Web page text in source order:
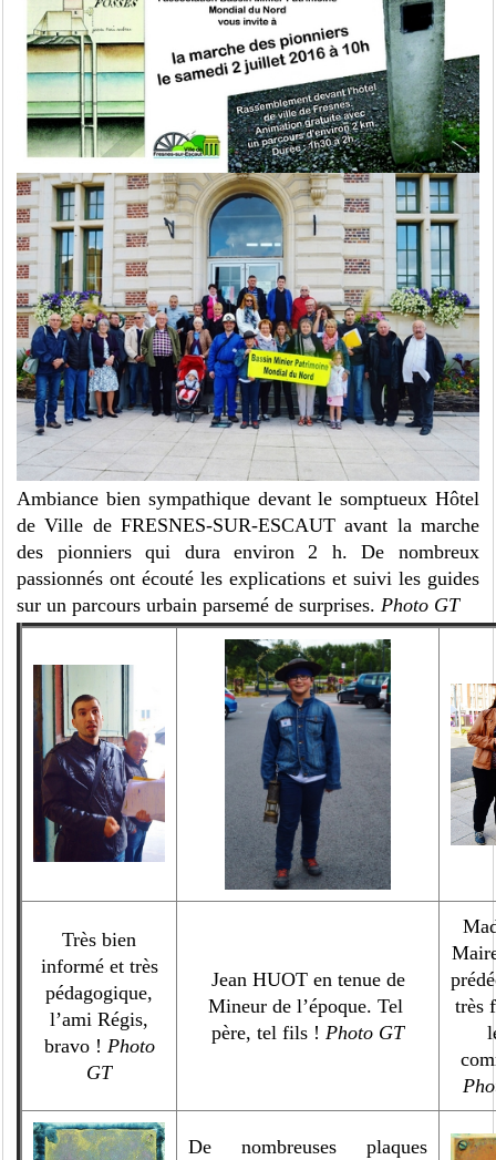
Ambiance bien sympathique devant le somptueux Hôtel
de Ville de FRESNES-SUR-ESCAUT avant la marche
des pionniers qui dura environ 2 h. De nombreux
passionnés ont écouté les explications et suivi les guides
sur un parcours urbain parsemé de surprises. Photo GT
Très bien
informé et très
pédagogique,
l’ami Régis,
bravo ! Photo
GT
Jean HUOT en tenue de
Mineur de l’époque. Tel
père, tel fils ! Photo GT
très
De nombreuses plaques